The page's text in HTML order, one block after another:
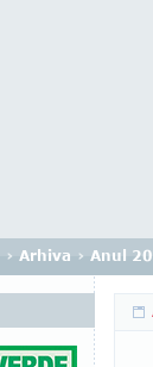
› Arhiva › Anul